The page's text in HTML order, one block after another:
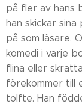
på fler av hans
han skickar
på som läsare.
komedi i varje
flina eller
förekommer till
tolfte. Han